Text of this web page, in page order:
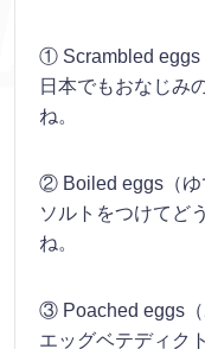
① Scrambled eggs
日本でもおなじみ
ね。
② Boiled eggs（ゆ
ソルトをつけてど
ね。
③ Poached eggs（
エッグベテディク